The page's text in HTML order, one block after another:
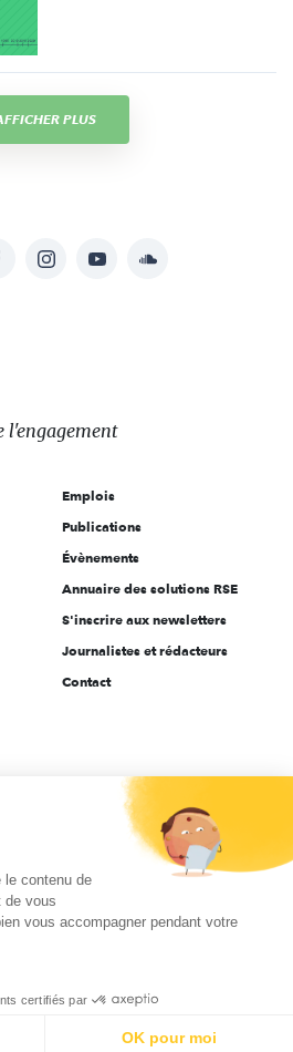
PLUS
InstagramYouTubeSoundcloud
l'engagement
Emplois
Publications
Évènements
Annuaire des solutions RSE
S'inscrire aux newsletters
Journalistes et rédacteurs
Contact
légales 2025-2026 Tout droits réservés
le contenu de
de vous
vous accompagner pendant votre
certifiés par
OK pour moi